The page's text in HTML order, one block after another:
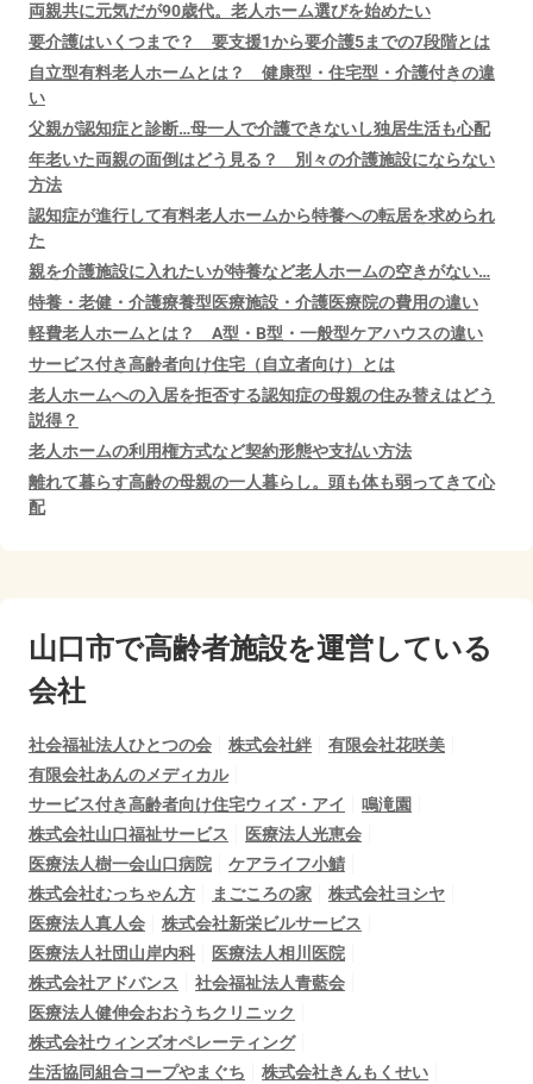
両親共に元気だが90歳代。老人ホーム選びを始めたい
要介護はいくつまで？ 要支援1から要介護5までの7段階とは
自立型有料老人ホームとは？ 健康型・住宅型・介護付きの違
い
父親が認知症と診断…母一人で介護できないし独居生活も心配
年老いた両親の面倒はどう見る？ 別々の介護施設にならない
方法
認知症が進行して有料老人ホームから特養への転居を求められ
た
親を介護施設に入れたいが特養など老人ホームの空きがない…
特養・老健・介護療養型医療施設・介護医療院の費用の違い
軽費老人ホームとは？ A型・B型・一般型ケアハウスの違い
サービス付き高齢者向け住宅（自立者向け）とは
老人ホームへの入居を拒否する認知症の母親の住み替えはどう
説得？
老人ホームの利用権方式など契約形態や支払い方法
離れて暮らす高齢の母親の一人暮らし。頭も体も弱ってきて心
配
山口市で高齢者施設を運営している
会社
社会福祉法人ひとつの会 株式会社絆
有限会社花咲美
有限会社あんのメディカル
サービス付き高齢者向け住宅ウィズ・アイ
鳴滝園
株式会社山口福祉サービス
医療法人光恵会
医療法人樹一会山口病院
ケアライフ小鯖
株式会社むっちゃん方
まごころの家
株式会社ヨシヤ
医療法人真人会
株式会社新栄ビルサービス
医療法人社団山岸内科
医療法人相川医院
株式会社アドバンス
社会福祉法人青藍会
医療法人健伸会おおうちクリニック
株式会社ウィンズオペレーティング
生活協同組合コープやまぐち
株式会社きんもくせい